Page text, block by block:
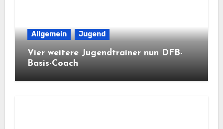
Allgemein Jugend
Vier weitere Jugendtrainer nun DFB-
Basis-Coach